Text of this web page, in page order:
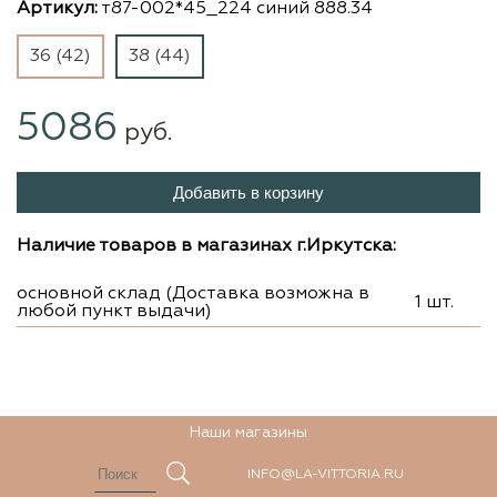
Артикул: т87-002*45_224 синий 888.34
36 (42) 38 (44)
5086 руб.
Добавить в корзину
Наличие товаров в магазинах г.Иркутска:
основной склад (Доставка возможна в
любой пункт выдачи)
1 шт.
Наши магазины
INFO@LA-VITTORIA.RU